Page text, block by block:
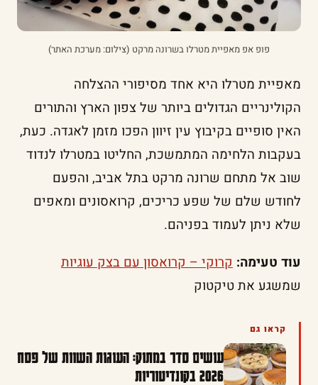
פופ אפ מאפיית מטרלו בשרונה מרקט (צילום: מערכת האתר)
מאפיית מטרלו היא אחד מסיפורי ההצלחה
הקולינריים הגדולים ביותר של צפון הארץ והתורים
האין סופיים בקיבוץ עין זיוון הפכו מזמן לאגדה. כעת,
בעקבות הלחימה המתמשכת, החליטו במטרלו לנדוד
שוב אל מתחם שרונה מרקט בתל אביב, והפעם
לחודש שלם של שפע כריכים, קרואסונים ומאפים
שלא ניתן לעמוד בפניהם.
עוד טעימה: קרוקי – קרואסון עם בצק עוגיות
שמשגע את טיקטוק
קראו גם
עושים סדר במתוק: העוגות השוות של פסח
2026 בקונדיטוריות